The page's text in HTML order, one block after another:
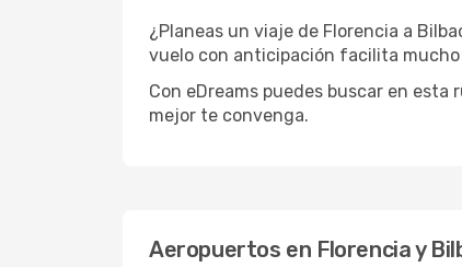
¿Planeas un viaje de Florencia a
vuelo con anticipación facilita
Con eDreams puedes buscar en
mejor te convenga.
Aeropuertos en Florencia y